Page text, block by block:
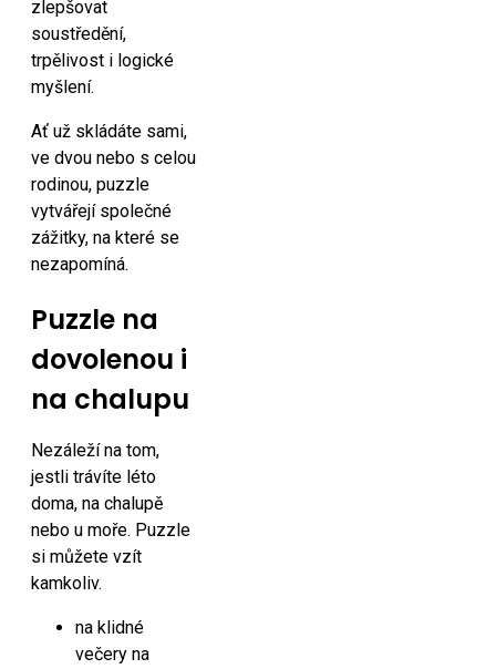
zlepšovat
soustředění,
trpělivost i logické
myšlení.
Ať už skládáte sami,
ve dvou nebo s celou
rodinou, puzzle
vytvářejí společné
zážitky, na které se
nezapomíná.
Puzzle na
dovolenou i
na chalupu
Nezáleží na tom,
jestli trávíte léto
doma, na chalupě
nebo u moře. Puzzle
si můžete vzít
kamkoliv.
na klidné
večery na